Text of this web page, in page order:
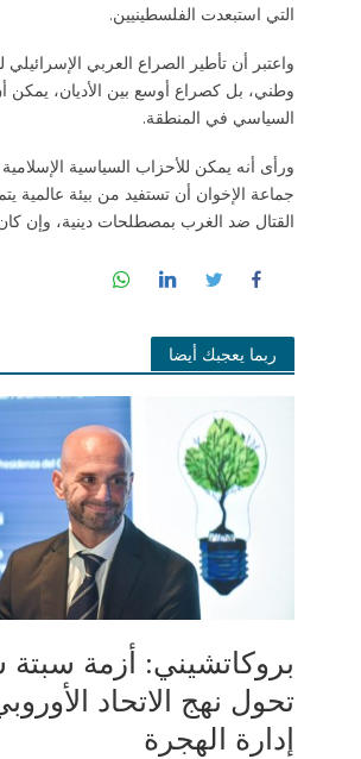
التي استبعدت الفلسطينيين.
واعتبر أن تأطير الصراع العربي
وطني، بل كصراع أوسع بين الأديان، يمكن
السياسي في المنطقة.
ورأى أنه يمكن للأحزاب السياسية
جماعة الإخوان أن تستفيد من بيئة عالمية
القتال ضد الغرب بمصطلحات دينية، وإن
ربما يعجبك أيضا
بروكاتشيني: أزمة
تحول نهج الاتحاد
إدارة الهجرة